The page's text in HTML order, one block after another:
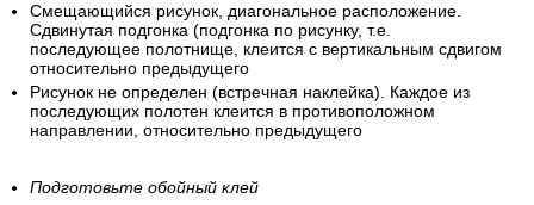
Смещающийся рисунок, диагональное расположение.
Сдвинутая подгонка (подгонка по рисунку, т.е.
последующее полотнище, клеится с вертикальным сдвигом
относительно предыдущего
Рисунок не определен (встречная наклейка). Каждое из
последующих полотен клеится в противоположном
направлении, относительно предыдущего
Подготовьте обойный клей